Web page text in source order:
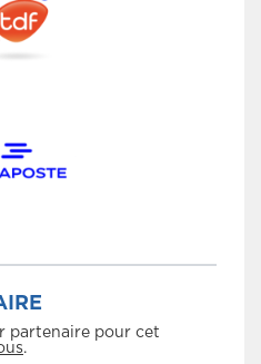
partenaire pour cet
.